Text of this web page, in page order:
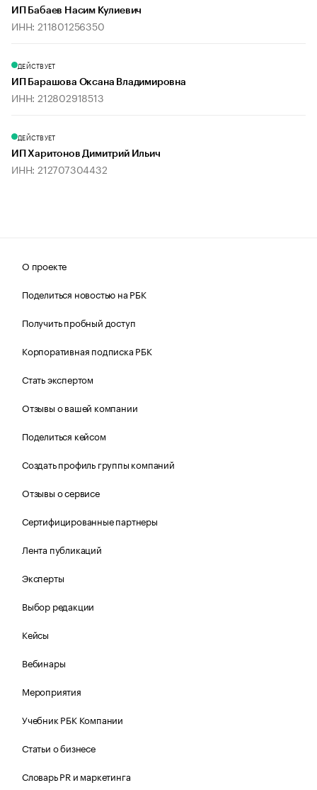
ИП Бабаев Насим Кулиевич
ИНН: 211801256350
ДЕЙСТВУЕТ
ИП Барашова Оксана Владимировна
ИНН: 212802918513
ДЕЙСТВУЕТ
ИП Харитонов Димитрий Ильич
ИНН: 212707304432
О проекте
Поделиться новостью на РБК
Получить пробный доступ
Корпоративная подписка РБК
Стать экспертом
Отзывы о вашей компании
Поделиться кейсом
Создать профиль группы компаний
Отзывы о сервисе
Сертифицированные партнеры
Лента публикаций
Эксперты
Выбор редакции
Кейсы
Вебинары
Мероприятия
Учебник РБК Компании
Статьи о бизнесе
Словарь PR и маркетинга